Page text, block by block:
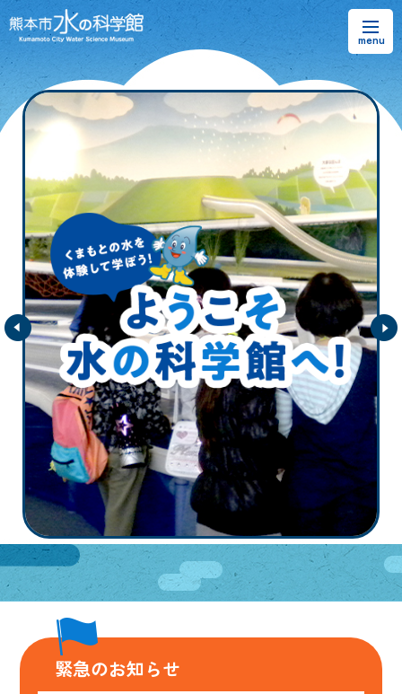
お知らせ
熊本市水の科学館とは
ご利用案内・アクセス＆マップ
館内案内・パンフレット
水のラーニングフィールド
お問い合わせ
日本語 ENGLISH 中文 한국어
緊急のお知らせ